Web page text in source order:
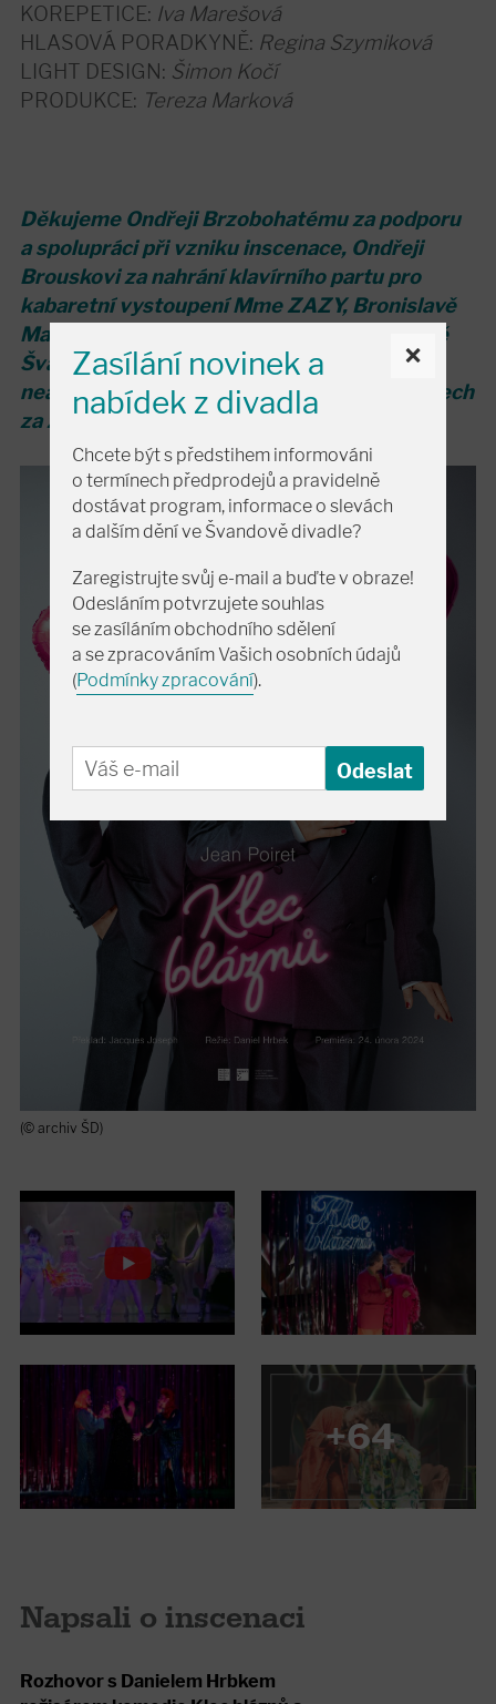
KOREPETICE: Iva Marešová
HLASOVÁ PORADKYNĚ: Regina Szymiková
LIGHT DESIGN: Šimon Kočí
PRODUKCE: Tereza Marková
Děkujeme Ondřeji Brzobohatému za podporu
a spolupráci při vzniku inscenace, Ondřeji
Brouskovi za nahrání klavírního partu pro
kabaretní vystoupení Mme ZAZY, Bronislavě
Malé za výrobu kopie sochy Davida, kavárně
Švandova divadla za poskytnutí
nealkoholického vína a Divadlu na Vinohradech
za zapůjčení mobiliáře do inscenace.
(© archiv ŠD)
+64
Napsali o inscenaci
Rozhovor s Danielem Hrbkem
×
Zasílání novinek a
nabídek z divadla
Chcete být s předstihem informováni
o termínech předprodejů a pravidelně
dostávat program, informace o slevách
a dalším dění ve Švandově divadle?
Zaregistrujte svůj e-mail a buďte v obraze!
Odesláním potvrzujete souhlas
se zasíláním obchodního sdělení
a se zpracováním Vašich osobních údajů
(Podmínky zpracování).